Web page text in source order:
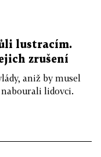
lustracím.
zrušení
aniž by musel
lidovci.